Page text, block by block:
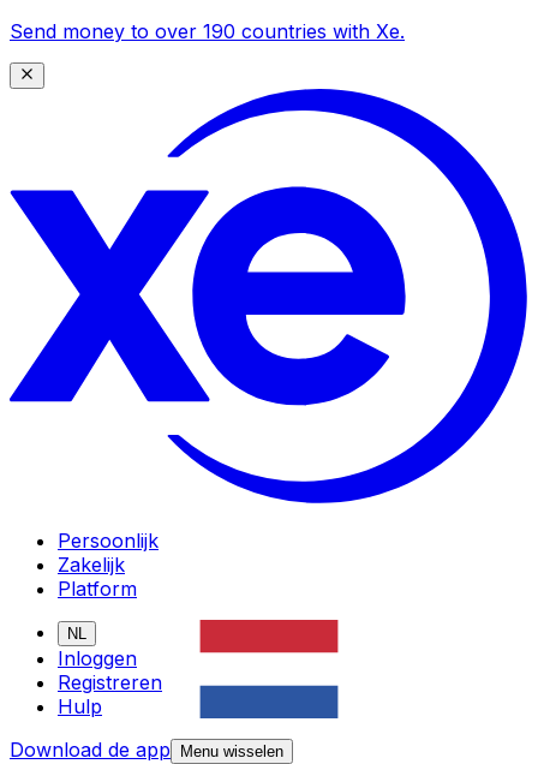
Send money to over 190 countries with Xe.
Persoonlijk
Zakelijk
Platform
NL
Inloggen
Registreren
Hulp
Download de app
Menu wisselen